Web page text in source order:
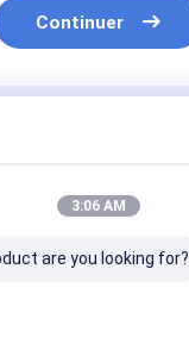
Continuer
3:06 AM
are you looking for?